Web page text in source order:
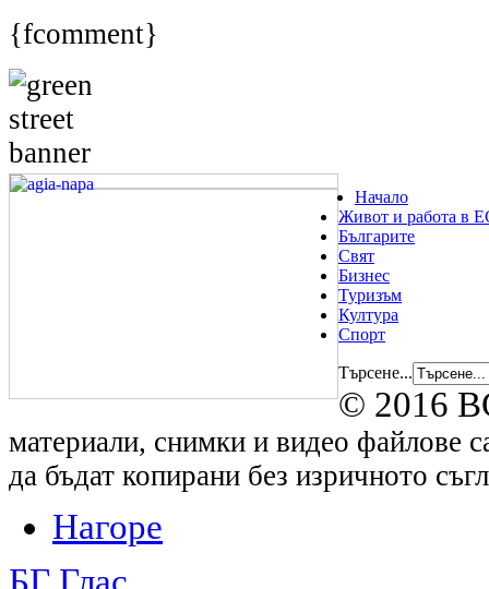
{fcomment}
Начало
Живот и работа в
Българите
Свят
Бизнес
Туризъм
Култура
Спорт
Търсене...
© 2016
материали, снимки и видео файлове
да бъдат копирани без изричното
Нагоре